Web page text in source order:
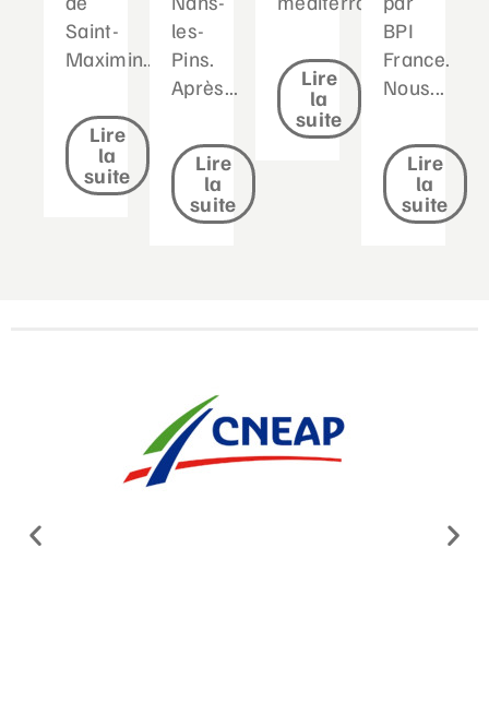
Saint-
Maximin....
Lire
la
suite
les-
Pins.
Après...
Lire
la
suite
Lire
la
suite
BPI
France.
Nous...
Lire
la
suite